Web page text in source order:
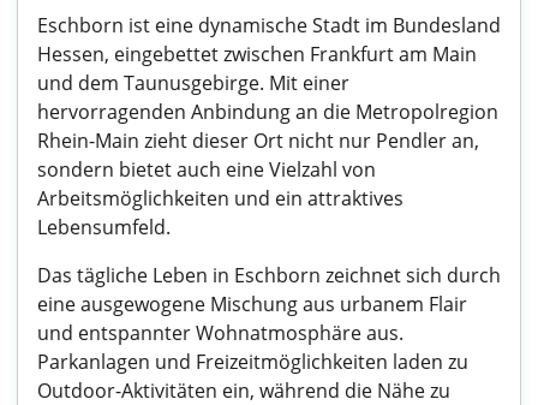
Eschborn ist eine dynamische Stadt im Bundesland
Hessen, eingebettet zwischen Frankfurt am Main
und dem Taunusgebirge. Mit einer
hervorragenden Anbindung an die Metropolregion
Rhein-Main zieht dieser Ort nicht nur Pendler an,
sondern bietet auch eine Vielzahl von
Arbeitsmöglichkeiten und ein attraktives
Lebensumfeld.
Das tägliche Leben in Eschborn zeichnet sich durch
eine ausgewogene Mischung aus urbanem Flair
und entspannter Wohnatmosphäre aus.
Parkanlagen und Freizeitmöglichkeiten laden zu
Outdoor-Aktivitäten ein, während die Nähe zu